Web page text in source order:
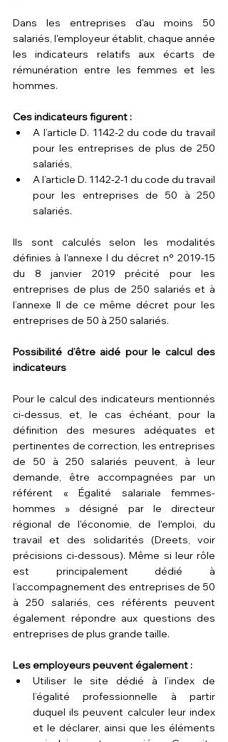
Dans les entreprises d'au moins 50
salariés, l'employeur établit, chaque année
les indicateurs relatifs aux écarts de
rémunération entre les femmes et les
hommes.
Ces indicateurs figurent :
A l’article D. 1142-2 du code du travail
pour les entreprises de plus de 250
salariés,
A l’article D. 1142-2-1 du code du travail
pour les entreprises de 50 à 250
salariés.
Ils sont calculés selon les modalités
définies à l'annexe I du décret n° 2019-15
entreprises de plus de 250 salariés et à
entreprises de 50 à 250 salariés.
Possibilité d’être aidé pour le calcul des
indicateurs
Pour le calcul des indicateurs mentionnés
ci-dessus, et, le cas échéant, pour la
définition des mesures adéquates et
pertinentes de correction, les entreprises
de 50 à 250 salariés peuvent, à leur
demande, être accompagnées par un
référent « Égalité salariale femmes-
hommes » désigné par le directeur
régional de l'économie, de l'emploi, du
travail et des solidarités (Dreets, voir
précisions ci-dessous). Même si leur rôle
est principalement dédié à
l’accompagnement des entreprises de 50
à 250 salariés, ces référents peuvent
également répondre aux questions des
entreprises de plus grande taille.
Les employeurs peuvent également :
Utiliser le site dédié à l’index de
l’égalité professionnelle à partir
duquel ils peuvent calculer leur index
et le déclarer, ainsi que les éléments